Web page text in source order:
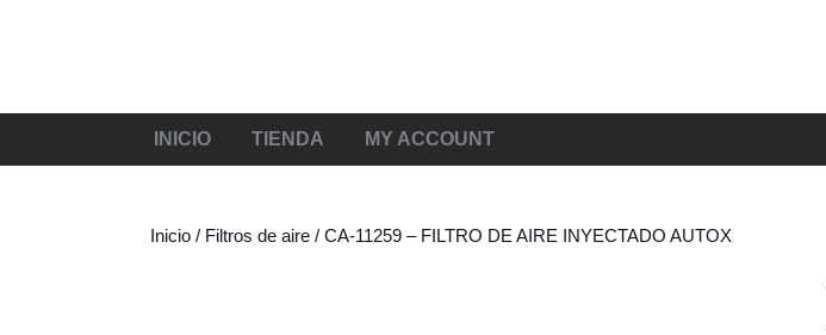
INICIO TIENDA MY ACCOUNT
Inicio / Filtros de aire / CA-11259 – FILTRO DE AIRE INYECTADO AUTOX